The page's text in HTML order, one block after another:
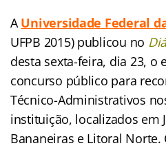
AUniversidade Federal
UFPB 2015) publicou no
desta sexta-feira, dia 23, o
concurso público para
Técnico-Administrativos
instituição, localizados em
Bananeiras e Litoral Norte.